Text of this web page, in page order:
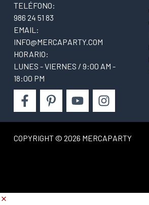
TELÉFONO:
986 24 51 83
EMAIL:
INFO@MERCAPARTY.COM
HORARIO:
LUNES - VIERNES / 9:00 AM -
18:00 PM
COPYRIGHT © 2026 MERCAPARTY